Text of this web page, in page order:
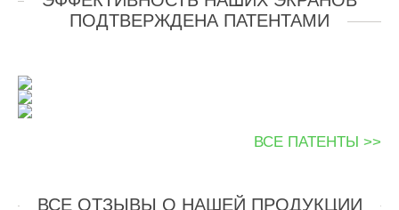
ПОДТВЕРЖДЕНА ПАТЕНТАМИ
ВСЕ ПАТЕНТЫ >>
ВСЕ ОТЗЫВЫ О НАШЕЙ ПРОДУКЦИИ